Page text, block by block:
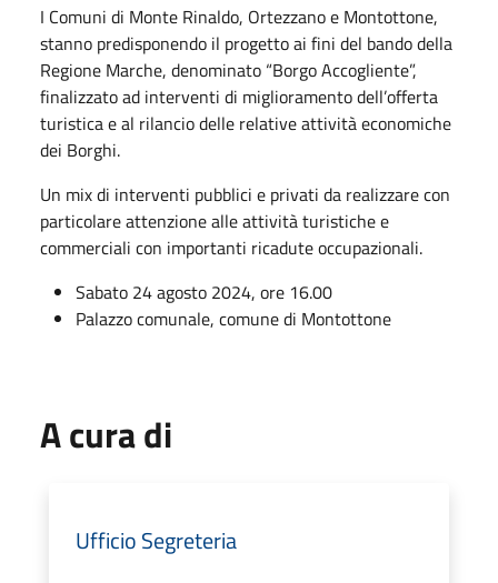
I Comuni di Monte Rinaldo, Ortezzano e Montottone,
stanno predisponendo il progetto ai fini del bando della
Regione Marche, denominato “Borgo Accogliente”,
finalizzato ad interventi di miglioramento dell’offerta
turistica e al rilancio delle relative attività economiche
dei Borghi.
Un mix di interventi pubblici e privati da realizzare con
particolare attenzione alle attività turistiche e
commerciali con importanti ricadute occupazionali.
Sabato 24 agosto 2024, ore 16.00
Palazzo comunale, comune di Montottone
A cura di
Ufficio Segreteria